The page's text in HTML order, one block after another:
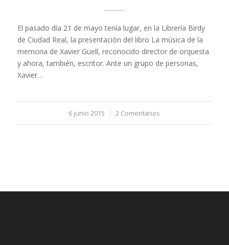
El pasado día 21 de mayo tenía lugar, en la Librería Birdy
de Ciudad Real, la presentación del libro La música de la
memoria de Xavier Güell, reconocido director de orquesta
y ahora, también, escritor. Ante un grupo de personas,
Xavier…
6 junio 2015
/ 2 Comentarios